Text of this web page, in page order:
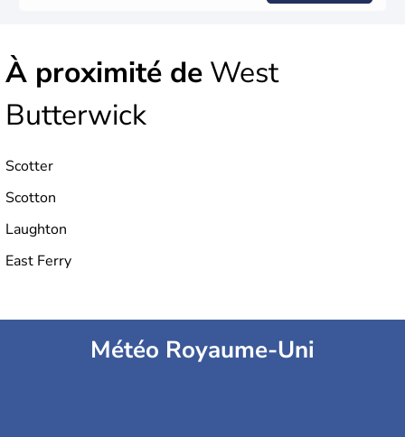
À proximité de West
Butterwick
Scotter
Scotton
Laughton
East Ferry
Météo Royaume-Uni